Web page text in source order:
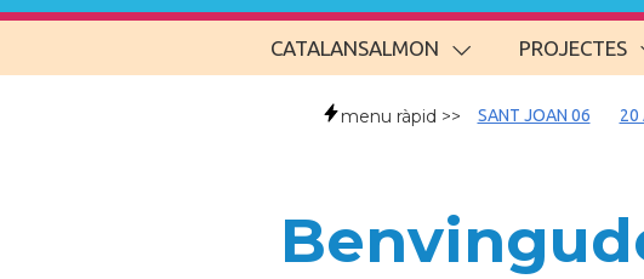
CATALANSALMON PROJECTES
menu ràpid >> SANT JOAN 06 20